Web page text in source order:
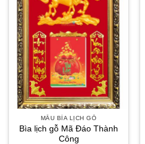
MẪU BÌA LỊCH GỖ
Bìa lịch gỗ Mã Đáo Thành
Công